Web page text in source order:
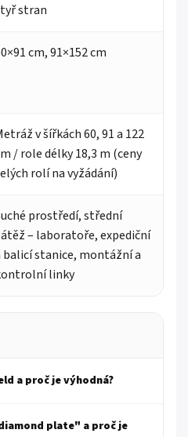
stran
cm, 91×152 cm
v šířkách 60, 91 a 122
/ role délky 18,3 m (ceny
rolí na vyžádání)
prostředí, střední
– laboratoře, expediční
balicí stanice, montážní a
linky
a proč je výhodná?
plate" a proč je